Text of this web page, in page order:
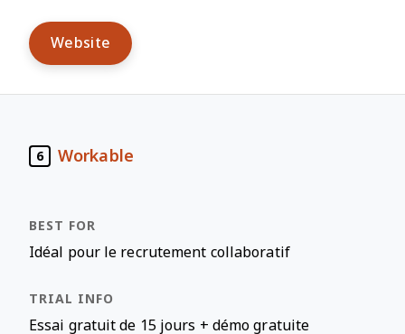
Website
6 Workable
Idéal pour le recrutement collaboratif
Essai gratuit de 15 jours + démo gratuite